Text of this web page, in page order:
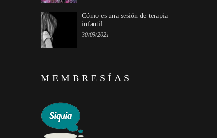
Cómo es una sesión de terapia
infantil
30/09/2021
MEMBRESÍAS